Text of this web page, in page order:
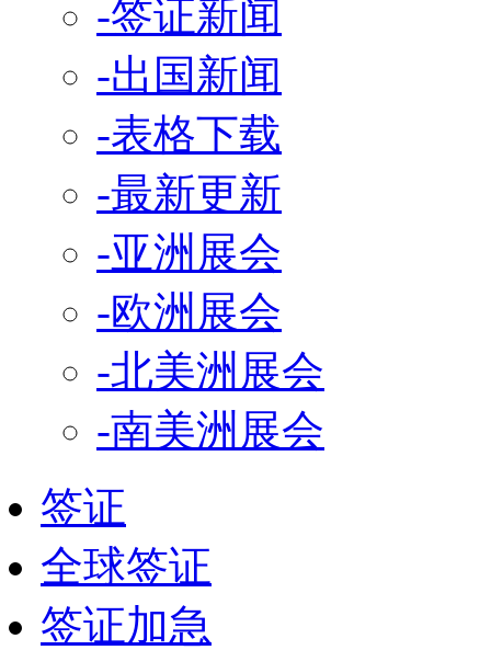
-签证新闻
-出国新闻
-表格下载
-最新更新
-亚洲展会
-欧洲展会
-北美洲展会
-南美洲展会
签证
全球签证
签证加急